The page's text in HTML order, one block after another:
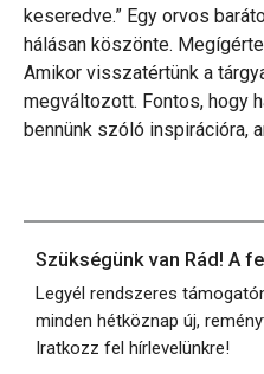
keseredve.” Egy orvos
hálásan köszönte.
Amikor visszatértünk a
megváltozott. Fontos, hogy
bennünk szóló inspirációra,
Szükségünk van Rád! A
Legyél rendszeres
minden hétköznap új,
Iratkozz fel hírlevelünkre!